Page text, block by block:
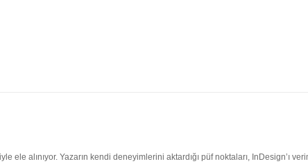
alınıyor. Yazarın kendi deneyimlerini aktardığı püf noktaları, InDesign’ı